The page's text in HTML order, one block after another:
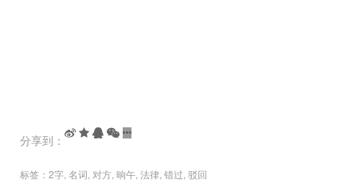
分享到：
标签： 2字 名词 对方 晌午 法律 错过 驳回